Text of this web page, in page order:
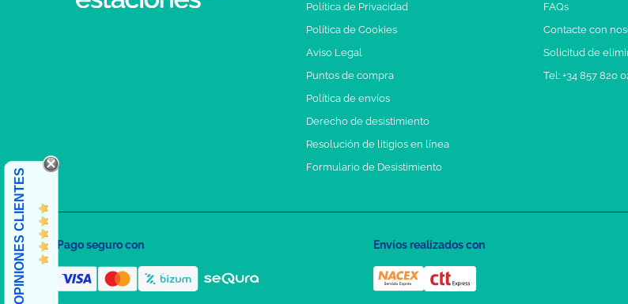
Política de Privacidad
Política de Cookies
Aviso Legal
Puntos de compra
Política de envíos
Derecho de desistimiento
Resolución de litigios en línea
Formulario de Desistimiento
FAQs
Contacte con
Solicitud de
Tel: +34 857 820
OPINIONES CLIENTES Pago seguro con Envíos realizados con